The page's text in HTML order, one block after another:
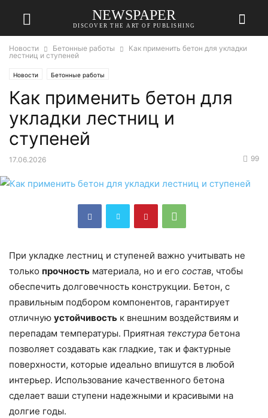
NEWSPAPER
DISCOVER THE ART OF PUBLISHING
Новости Бетонные работы
Как применить бетон для укладки
лестниц и ступеней
Новости Бетонные работы
Как применить бетон для
укладки лестниц и
ступеней
17.06.2026 99
При укладке лестниц и ступеней важно учитывать не
только прочность материала, но и его состав, чтобы
обеспечить долговечность конструкции. Бетон, с
правильным подбором компонентов, гарантирует
отличную устойчивость к внешним воздействиям и
перепадам температуры. Приятная текстура бетона
позволяет создавать как гладкие, так и фактурные
поверхности, которые идеально впишутся в любой
интерьер. Использование качественного бетона
сделает ваши ступени надежными и красивыми на
долгие годы.